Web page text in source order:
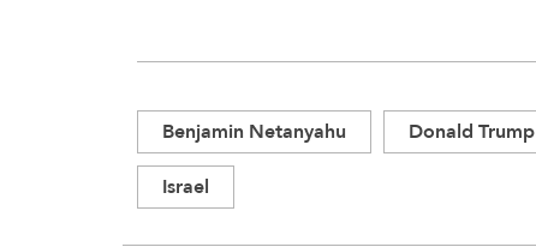
Benjamin Netanyahu Donald Trump
Israel